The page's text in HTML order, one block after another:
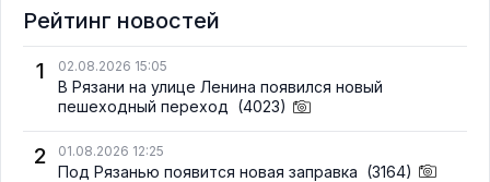
Рейтинг новостей
1
02.08.2026 15:05
В Рязани на улице Ленина появился новый
пешеходный переход (4023)
2 01.08.2026 12:25
Под Рязанью появится новая заправка (3164)